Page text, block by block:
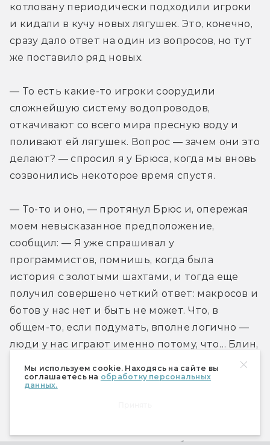
Мы используем cookie. Находясь на сайте вы
соглашаетесь на обработку персональных
данных.
котловану периодически подходили игроки
и кидали в кучу новых лягушек. Это, конечно,
сразу дало ответ на один из вопросов, но тут
же поставило ряд новых.
— То есть какие-то игроки соорудили
сложнейшую систему водопроводов,
откачивают со всего мира пресную воду и
поливают ей лягушек. Вопрос — зачем они это
делают? — спросил я у Брюса, когда мы вновь
созвонились некоторое время спустя.
— То-то и оно, — протянул Брюс и, опережая
моем невысказанное предположение,
сообщил: — Я уже спрашивал у
программистов, помнишь, когда была
история с золотыми шахтами, и тогда еще
получил совершено четкий ответ: макросов и
ботов у нас нет и быть не может. Что, в
общем-то, если подумать, вполне логично —
люди у нас играют именно потому, что… Блин,
играют и что это за люди, я бы сам, честно